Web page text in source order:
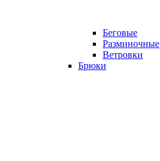
Беговые
Разминочные
Ветровки
Брюки